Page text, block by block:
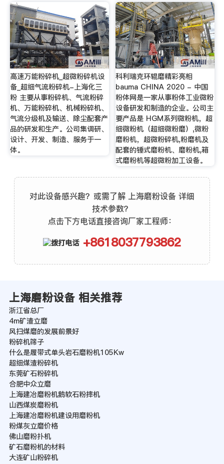
高速万能粉碎机_超微粉碎机设
备_超细气流粉碎机-上海化三
粉 主要从事粉碎机、气流粉碎
机、万能粉碎机、机械粉碎机、
气流分级机及输送、除尘配套产
品的研发和生产。公司集调研、
设计、开发、制造、服务于一
体。
科利瑞克环辊磨精彩亮相
bauma CHINA 2020 - 中国
粉体网是一家从事粉体工业微粉
设备研发和制造的企业。公司主
要产品是 HGM系列微粉机，超
细微粉机（超细微粉磨）,微粉
磨粉机，超微粉碎机,粉磨机及
配套的锤式磨粉机、磨粉机,箱
式磨粉机等超微粉加工设备。
对此设备感兴趣？或需了解 上海磨粉设备 详细
技术参数？
点击下方电话直接咨询厂家工程师：
+8618037793862
上海磨粉设备 相关推荐
浙江省总厂
4m矿渣立磨
风扫煤磨的发展前景好
粉碎机筛子
什么是履带式单头岩石磨粉机105Kw
超细煤渣粉碎机
东莞矿石粉碎机
合肥中众立磨
上海建冶磨粉机鹅软石粉摔机
山西煤炭磨粉机
上海建冶磨粉机建设用磨粉机
粉煤灰立磨价格
佛山磨粉扑机
矿石磨粉机的材料
大连矿山粉碎机